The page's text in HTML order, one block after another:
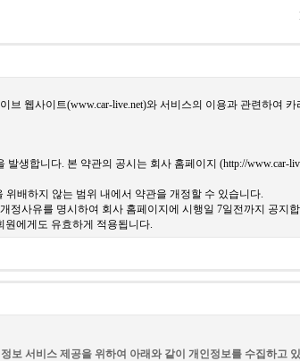
브 웹사이트(www.car-live.net)와 서비스의 이용과 관련하여
생합니다. 본 약관의 공시는 회사 홈페이지 (http://www.car-
배하지 않는 범위 내에서 약관을 개정할 수 있습니다.
정사유를 명시하여 회사 홈페이지에 시행일 7일전까지 공지
에게도 유효하게 적용됩니다.
보 서비스 제공을 위하여 아래와 같이 개인정보를 수집하고